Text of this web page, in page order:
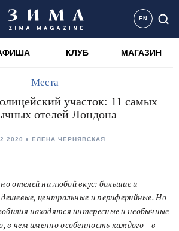
EN
КЛУБ МАГАЗИН
Места
участок: 11 самых
отелей Лондона
ЕЛЕНА ЧЕРНЯВСКАЯ
отелей на любой вкус: большие и
дешевые, центральные и периферийные. Но
находятся интересные и необычные
чем именно особенность каждого – в